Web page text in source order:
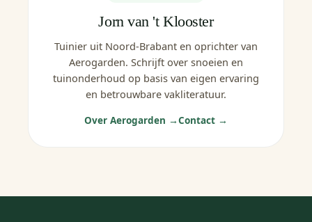
Jorn van 't Klooster
Tuinier uit Noord-Brabant en oprichter van
Aerogarden. Schrijft over snoeien en
tuinonderhoud op basis van eigen ervaring
en betrouwbare vakliteratuur.
Over Aerogarden →Contact →